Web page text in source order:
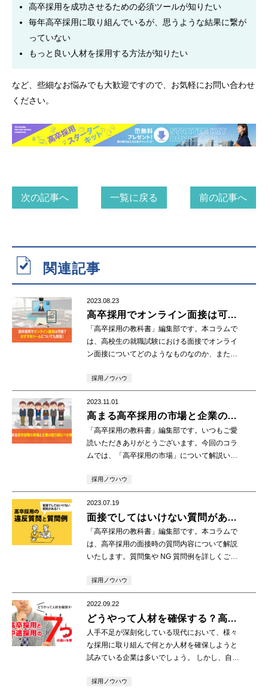
高卒採用を成功させるための必須ツールが知りたい
毎年高卒採用に取り組んでいるが、思うような結果に繋が
っていない
もっと良い人材を採用する方法が知りたい
など、些細なお悩みでも大歓迎ですので、お気軽にお問い合わせ
ください。
次の記事へ 一覧に戻る 前の記事へ
関連記事
2023.08.23
高卒採用でオンライン面接は可
能？おすすめツールについても解
説！
「高卒採用の教科書」編集部です。本コラムで
は、高校生の就職試験における面接でオンライ
ン面接についてどのようなものなのか、また高
解説していきたいと思います。 1.オンライン面
接とは […]
採用ノウハウ
2023.11.01
高まる高卒採用の市場と企業の取
り組むべき事項
「高卒採用の教科書」編集部です。いつもご愛
読いただきありがとうございます。今回のコラ
ムでは、「高卒採用の市場」について解説いた
要となる取り組みについて考えていきましょ
う。アフタ […]
採用ノウハウ
2023.07.19
面接でしてはいけない質問があ
る？！高卒採用の違反質問と質問
例
「高卒採用の教科書」編集部です。本コラムで
は、高卒採用の面接時の質問内容について解説
いたします。質問集や NG 質問例を詳しくご紹
採用における面接 高卒採用と大卒・中途採用と
[…]
採用ノウハウ
2022.09.22
どうやって人材を確保する？高卒
採用と中途採用の７つの違いを解
説
人手不足が深刻化している現代において、様々
な採用に取り組んで何とか人材を確保しようと
試みている企業は多いでしょう。 しかし、自社
ないという方も多いのではないでしょうか。 今
採用ノウハウ